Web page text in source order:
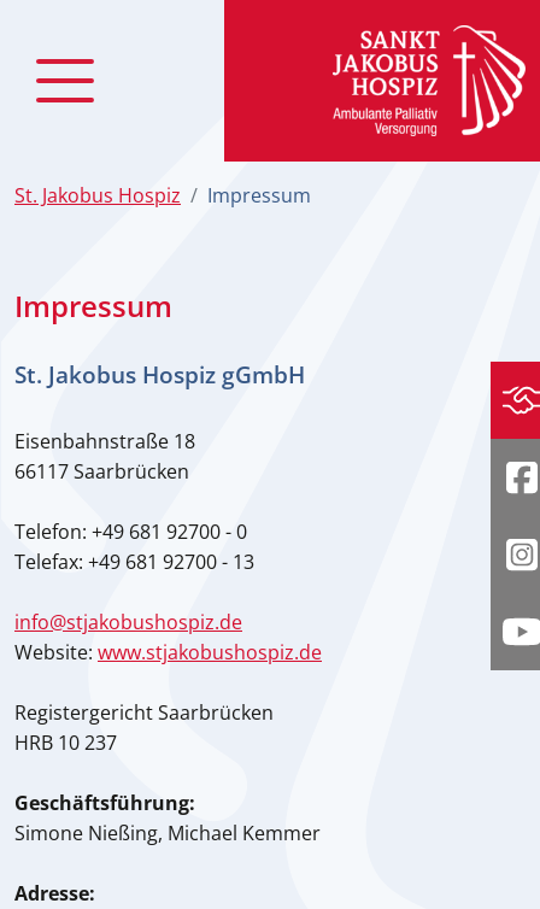
St. Jakobus Hospiz Impressum
Impressum
St. Jakobus Hospiz gGmbH
Eisenbahnstraße 18
66117 Saarbrücken
Telefon: +49 681 92700 - 0
Telefax: +49 681 92700 - 13
info@stjakobushospiz.de
Website: www.stjakobushospiz.de
Registergericht Saarbrücken
HRB 10 237
Geschäftsführung:
Simone Nießing, Michael Kemmer
Adresse: